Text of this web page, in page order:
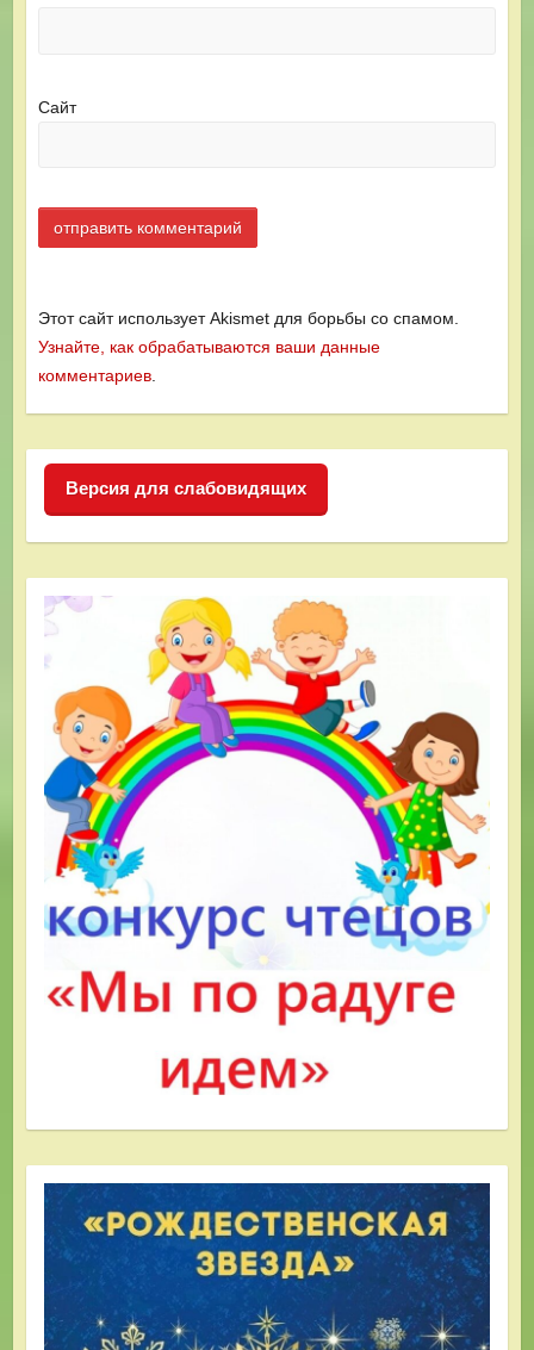
Сайт
Этот сайт использует Akismet для борьбы со спамом.
Узнайте, как обрабатываются ваши данные
комментариев.
Версия для слабовидящих